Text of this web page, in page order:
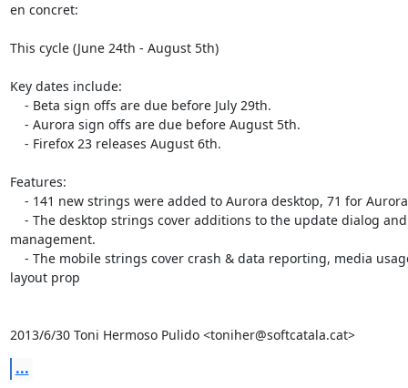
en concret:
This cycle (June 24th - August 5th)
Key dates include:
Features:
management.
layout prop
2013/6/30 Toni Hermoso Pulido <toniher@softcatala.cat>
...